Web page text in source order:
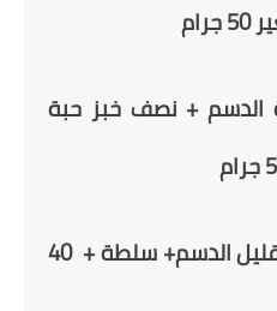
50جرام
الدسم + نصف خبز حبة
جرام
أو 125 جرام جبن أبيض قليل الدسم+ سلطة + 40